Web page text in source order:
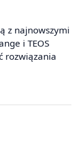
z najnowszymi
i TEOS
rozwiązania